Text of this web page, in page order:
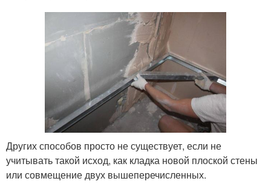
Других способов просто не существует, если не
учитывать такой исход, как кладка новой плоской стены
или совмещение двух вышеперечисленных.